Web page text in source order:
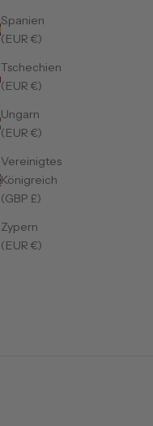
Spanien
(EUR €)
Tschechien
(EUR €)
Ungarn
(EUR €)
Vereinigtes
Königreich
(GBP £)
Zypern
(EUR €)
ist
zu
zu
auf